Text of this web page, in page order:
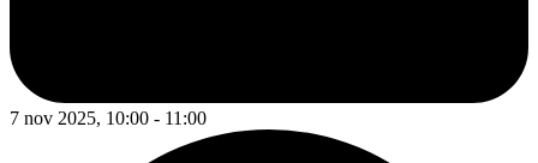
7 nov 2025, 10:00 - 11:00